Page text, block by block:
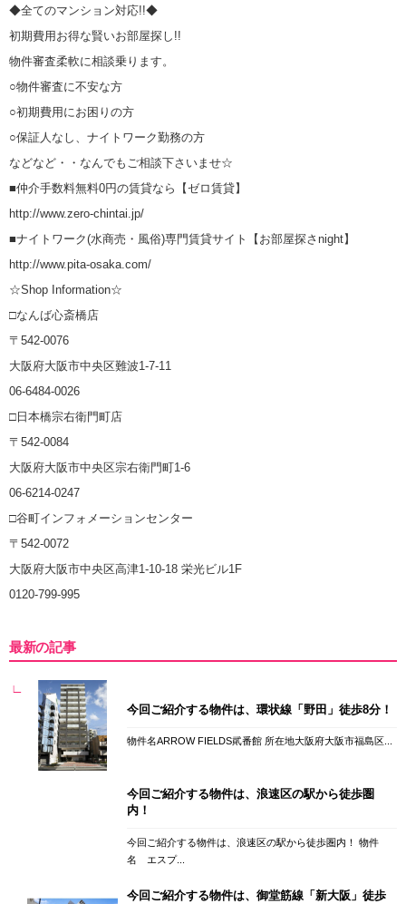
◆全てのマンション対応!!◆
初期費用お得な賢いお部屋探し!!
物件審査柔軟に相談乗ります。
○物件審査に不安な方
○初期費用にお困りの方
○保証人なし、ナイトワーク勤務の方
などなど・・なんでもご相談下さいませ☆
■仲介手数料無料0円の賃貸なら【ゼロ賃貸】
http://www.zero-chintai.jp/
■ナイトワーク(水商売・風俗)専門賃貸サイト【お部屋探さnight】
http://www.pita-osaka.com/
☆Shop Information☆
□なんば心斎橋店
〒542-0076
大阪府大阪市中央区難波1-7-11
06-6484-0026
□日本橋宗右衛門町店
〒542-0084
大阪府大阪市中央区宗右衛門町1-6
06-6214-0247
□谷町インフォメーションセンター
〒542-0072
大阪府大阪市中央区高津1-10-18 栄光ビル1F
0120-799-995
最新の記事
今回ご紹介する物件は、環状線「野田」徒歩8分！
物件名ARROW FIELDS貮番館 所在地大阪府大阪市福島区...
今回ご紹介する物件は、浪速区の駅から徒歩圏
内！
今回ご紹介する物件は、浪速区の駅から徒歩圏内！ 物件
名 エスプ...
今回ご紹介する物件は、御堂筋線「新大阪」徒歩